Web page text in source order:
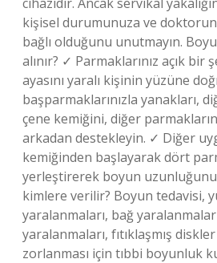
kişisel durumunuza ve
bağlı olduğunu unutmayın.
alınır? ✓ Parmaklarınız açık bir
ayasını yaralı kişinin yüzüne
başparmaklarınızla yanakları,
çene kemiğini, diğer
arkadan destekleyin. ✓ Diğer
kemiğinden başlayarak dört
yerleştirerek boyun
kimlere verilir? Boyun tedavisi,
yaralanmaları, bağ
yaralanmaları, fıtıklaşmış
zorlanması için tıbbi boyunluk